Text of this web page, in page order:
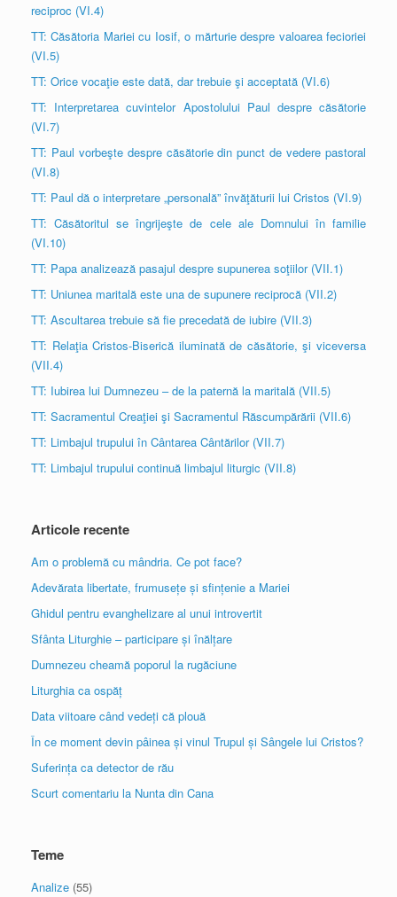
reciproc (VI.4)
TT: Căsătoria Mariei cu Iosif, o mărturie despre valoarea fecioriei
(VI.5)
TT: Orice vocaţie este dată, dar trebuie şi acceptată (VI.6)
TT: Interpretarea cuvintelor Apostolului Paul despre căsătorie
(VI.7)
TT: Paul vorbeşte despre căsătorie din punct de vedere pastoral
(VI.8)
TT: Paul dă o interpretare „personală” învăţăturii lui Cristos (VI.9)
TT: Căsătoritul se îngrijeşte de cele ale Domnului în familie
(VI.10)
TT: Papa analizează pasajul despre supunerea soţiilor (VII.1)
TT: Uniunea maritală este una de supunere reciprocă (VII.2)
TT: Ascultarea trebuie să fie precedată de iubire (VII.3)
TT: Relaţia Cristos-Biserică iluminată de căsătorie, şi viceversa
(VII.4)
TT: Iubirea lui Dumnezeu – de la paternă la maritală (VII.5)
TT: Sacramentul Creaţiei şi Sacramentul Răscumpărării (VII.6)
TT: Limbajul trupului în Cântarea Cântărilor (VII.7)
TT: Limbajul trupului continuă limbajul liturgic (VII.8)
Articole recente
Am o problemă cu mândria. Ce pot face?
Adevărata libertate, frumusețe și sfințenie a Mariei
Ghidul pentru evanghelizare al unui introvertit
Sfânta Liturghie – participare și înălțare
Dumnezeu cheamă poporul la rugăciune
Liturghia ca ospăț
Data viitoare când vedeți că plouă
În ce moment devin pâinea și vinul Trupul și Sângele lui Cristos?
Suferința ca detector de rău
Scurt comentariu la Nunta din Cana
Teme
Analize (55)